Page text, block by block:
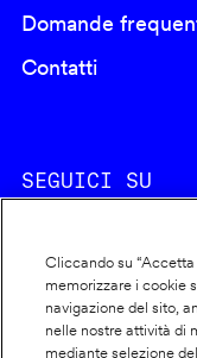
Domande
Contatti
SEGUICI SU
Cookie policy
Cliccando su
memorizzare i cookie
navigazione del sito,
nelle nostre attività di
mediante selezione